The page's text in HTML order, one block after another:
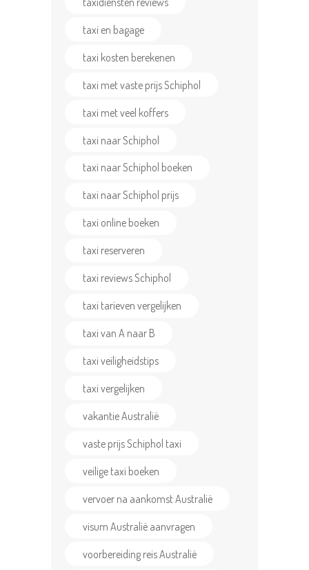
taxi en bagage
taxi kosten berekenen
taxi met vaste prijs Schiphol
taxi met veel koffers
taxi naar Schiphol
taxi naar Schiphol boeken
taxi naar Schiphol prijs
taxi online boeken
taxi reserveren
taxi reviews Schiphol
taxi tarieven vergelijken
taxi van A naar B
taxi veiligheidstips
taxi vergelijken
vakantie Australië
vaste prijs Schiphol taxi
veilige taxi boeken
vervoer na aankomst Australië
visum Australië aanvragen
voorbereiding reis Australië